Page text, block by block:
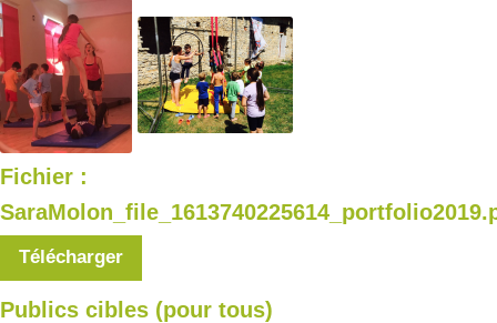
Fichier :
Télécharger
Publics cibles (pour tous)